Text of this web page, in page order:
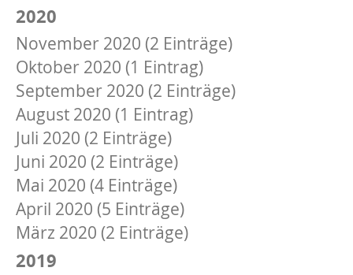
2020
November 2020 (2 Einträge)
Oktober 2020 (1 Eintrag)
September 2020 (2 Einträge)
August 2020 (1 Eintrag)
Juli 2020 (2 Einträge)
Juni 2020 (2 Einträge)
Mai 2020 (4 Einträge)
April 2020 (5 Einträge)
März 2020 (2 Einträge)
2019